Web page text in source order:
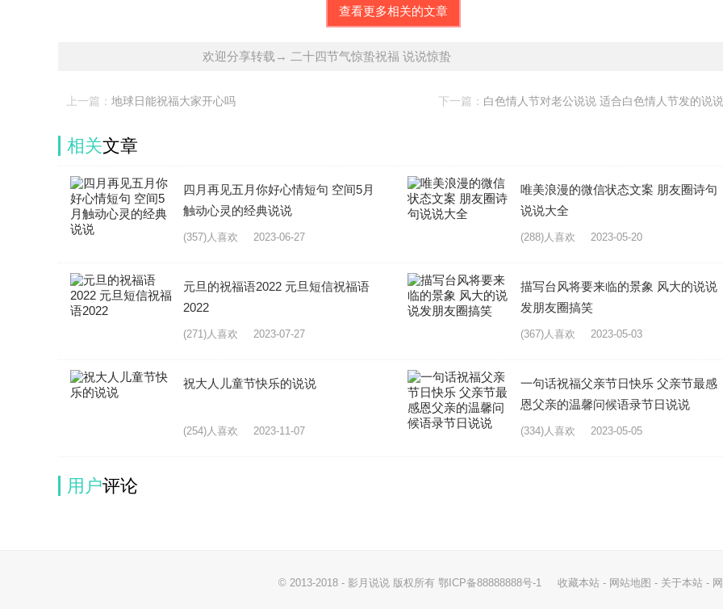
查看更多相关的文章
欢迎分享转载→ 二十四节气惊蛰祝福 说说惊蛰
上一篇： 地球日能祝福大家开心吗 下一篇： 白色情人节对老公说说 适合白色情人节发的说说
相关文章
四月再见五月你好心情短句 空间5月
触动心灵的经典说说
(357)人喜欢 2023-06-27
唯美浪漫的微信状态文案 朋友圈诗句
说说大全
(288)人喜欢 2023-05-20
元旦的祝福语2022 元旦短信祝福语
2022
(271)人喜欢 2023-07-27
描写台风将要来临的景象 风大的说说
发朋友圈搞笑
(367)人喜欢 2023-05-03
祝大人儿童节快乐的说说
(254)人喜欢 2023-11-07
一句话祝福父亲节日快乐 父亲节最感
恩父亲的温馨问候语录节日说说
(334)人喜欢 2023-05-05
用户评论
© 2013-2018 - 影月说说 版权所有 鄂ICP备88888888号-1 收藏本站 - 网站地图 - 关于本站 -